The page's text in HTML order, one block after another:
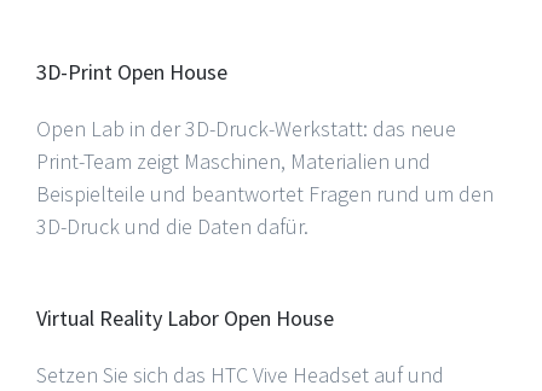
3D-Print Open House
Open Lab in der 3D-Druck-Werkstatt: das neue
Print-Team zeigt Maschinen, Materialien und
Beispielteile und beantwortet Fragen rund um den
3D-Druck und die Daten dafür.
Virtual Reality Labor Open House
Setzen Sie sich das HTC Vive Headset auf und